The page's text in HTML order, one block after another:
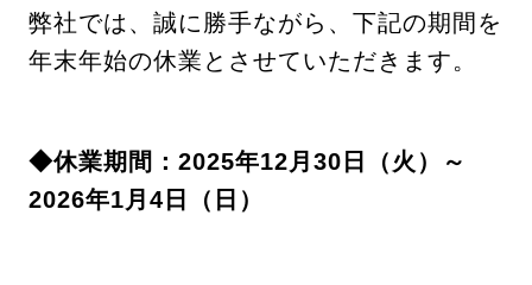
弊社では、誠に勝手ながら、下記の期間を
年末年始の休業とさせていただきます。
◆休業期間：2025年12月30日（火）～
2026年1月4日（日）